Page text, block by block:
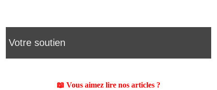
Votre soutien
📖 Vous aimez lire nos articles ?